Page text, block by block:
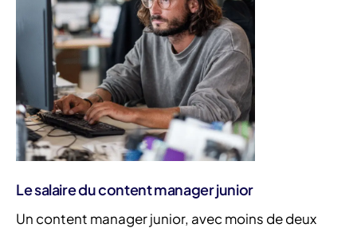
Le salaire du content manager junior
Un content manager junior, avec moins de deux